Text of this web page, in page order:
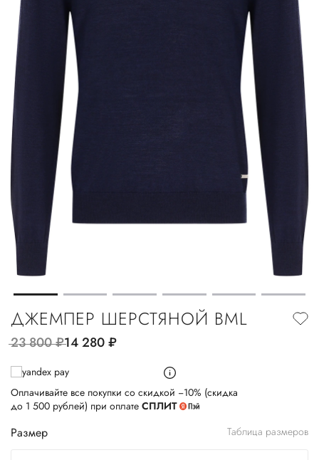
ДЖЕМПЕР ШЕРСТЯНОЙ BML
23 800руб.14 280руб.
Оплачивайте все покупки со скидкой −10% (скидка
до 1 500 рублей) при оплате СПЛИТ
Размер Таблица размеров